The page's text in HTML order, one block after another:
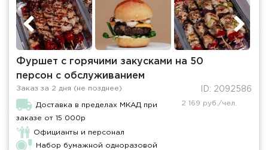
Фуршет с горячими закусками на 50
персон с обслуживанием
Заказ за 2 дня (не позднее) ID: 2092586
Доставка в пределах МКАД при
заказе от 15 000р
Официанты и персонал
Набор бумажной одноразовой
2 169 руб./чел.